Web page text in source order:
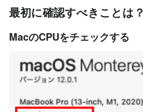
最初に確認すべきことは？
MacのCPUをチェックする